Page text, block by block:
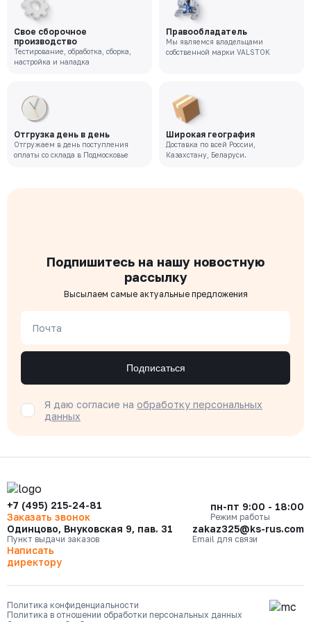
Цена с НДС
62 737 ₽
VR-221-02-0050-PN10-M
Цена с НДС
47 639 ₽
Свое сборочное
производство
Тестирование, обработка, сборка,
настройка и наладка
Правообладатель
Мы являемся владельцами
собственной марки VALSTOK
Отгрузка день в день
Отгружаем в день поступления
оплаты со склада в Подмосковье
Широкая география
Доставка по всей России,
Казахстану, Беларуси.
Подпишитесь на нашу новостную
рассылку
Высылаем самые актуальные предложения
Почта
Подписаться
Я даю согласие на обработку персональных
данных
+7 (495) 215-24-81
Заказать звонок
пн-пт 9:00 - 18:00
Режим работы
Одинцово, Внуковская 9, пав. 31
Пункт выдачи заказов
zakaz325@ks-rus.com
Email для связи
Написать
директору
Политика конфиденциальности
Политика в отношении обработки персональных данных